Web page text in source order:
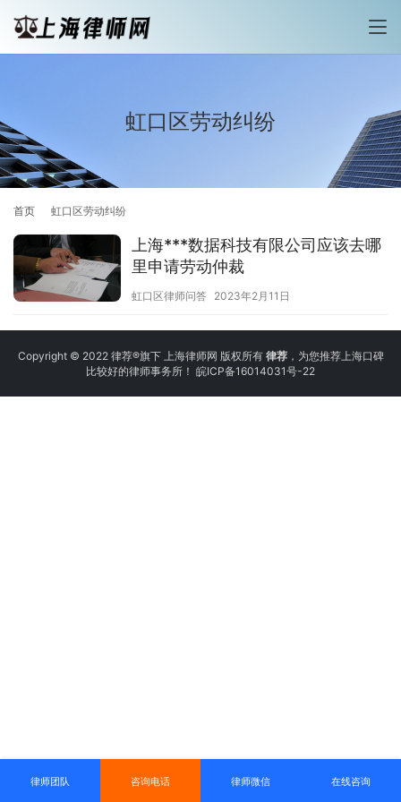
虹口区劳动纠纷
首页 虹口区劳动纠纷
上海***数据科技有限公司应该去哪
里申请劳动仲裁
虹口区律师问答 2023年2月11日
Copyright © 2022 律荐®旗下 上海律师网 版权所有 律荐，为您推荐上海口碑
比较好的律师事务所！ 皖ICP备16014031号-22
律师团队 咨询电话 律师微信 在线咨询